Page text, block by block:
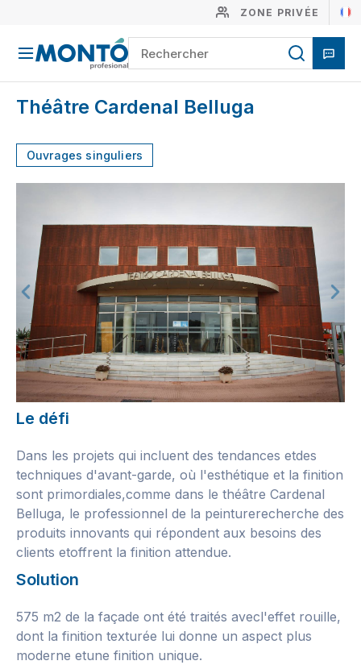
ZONE PRIVÉE
Théâtre Cardenal Belluga
Ouvrages singuliers
Le défi
Dans les projets qui incluent des tendances etdes
techniques d'avant-garde, où l'esthétique et la finition
sont primordiales,comme dans le théâtre Cardenal
Belluga, le professionnel de la peinturerecherche des
produits innovants qui répondent aux besoins des
clients etoffrent la finition attendue.
Solution
575 m2 de la façade ont été traités avecl'effet rouille,
dont la finition texturée lui donne un aspect plus
moderne etune finition unique.